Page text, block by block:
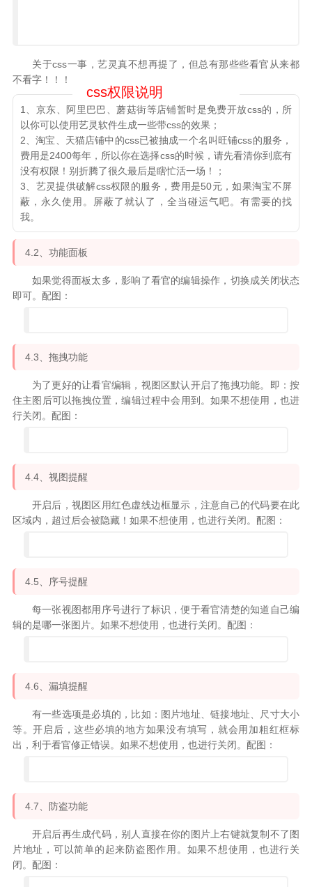
关于css一事，艺灵真不想再提了，但总有那些些看官从来都
不看字！！！
1、京东、阿里巴巴、蘑菇街等店铺暂时是免费开放css的，所
以你可以使用艺灵软件生成一些带css的效果；
2、淘宝、天猫店铺中的css已被抽成一个名叫旺铺css的服务，
费用是2400每年，所以你在选择css的时候，请先看清你到底有
没有权限！别折腾了很久最后是瞎忙活一场！；
3、艺灵提供破解css权限的服务，费用是50元，如果淘宝不屏
蔽，永久使用。屏蔽了就认了，全当碰运气吧。有需要的找
我。
4.2、功能面板
如果觉得面板太多，影响了看官的编辑操作，切换成关闭状态
即可。配图：
4.3、拖拽功能
为了更好的让看官编辑，视图区默认开启了拖拽功能。即：按
住主图后可以拖拽位置，编辑过程中会用到。如果不想使用，也进
行关闭。配图：
4.4、视图提醒
开启后，视图区用红色虚线边框显示，注意自己的代码要在此
区域内，超过后会被隐藏！如果不想使用，也进行关闭。配图：
4.5、序号提醒
每一张视图都用序号进行了标识，便于看官清楚的知道自己编
辑的是哪一张图片。如果不想使用，也进行关闭。配图：
4.6、漏填提醒
有一些选项是必填的，比如：图片地址、链接地址、尺寸大小
等。开启后，这些必填的地方如果没有填写，就会用加粗红框标
出，利于看官修正错误。如果不想使用，也进行关闭。配图：
4.7、防盗功能
开启后再生成代码，别人直接在你的图片上右键就复制不了图
片地址，可以简单的起来防盗图作用。如果不想使用，也进行关
闭。配图：